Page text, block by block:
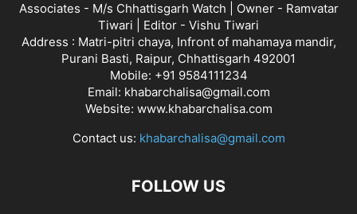
Associates - M/s Chhattisgarh Watch | Owner - Ramvatar
Tiwari | Editor - Vishu Tiwari
Address : Matri-pitri chaya, Infront of mahamaya mandir,
Purani Basti, Raipur, Chhattisgarh 492001
Mobile: +91 9584111234
Email: khabarchalisa@gmail.com
Website: www.khabarchalisa.com
Contact us: khabarchalisa@gmail.com
FOLLOW US